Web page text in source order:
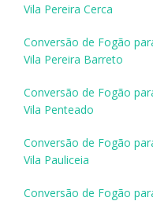
Vila Pereira Cerca
Conversão de Fogão
Vila Pereira Barreto
Conversão de Fogão
Vila Penteado
Conversão de Fogão
Vila Pauliceia
Conversão de Fogão